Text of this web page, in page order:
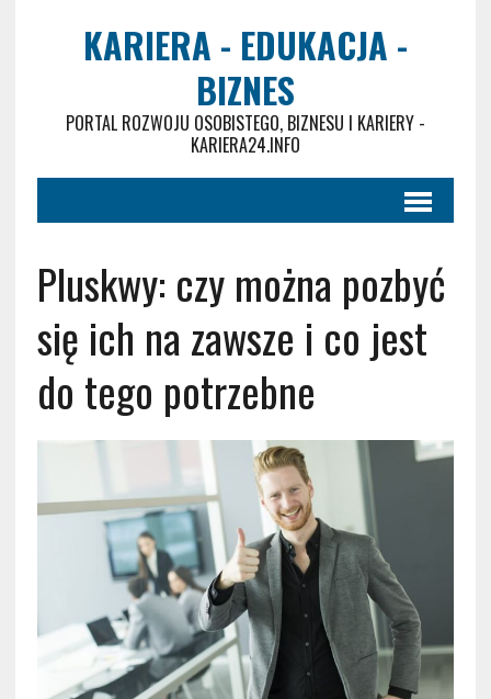
KARIERA - EDUKACJA -
BIZNES
PORTAL ROZWOJU OSOBISTEGO, BIZNESU I KARIERY -
KARIERA24.INFO
Pluskwy: czy można pozbyć
się ich na zawsze i co jest
do tego potrzebne